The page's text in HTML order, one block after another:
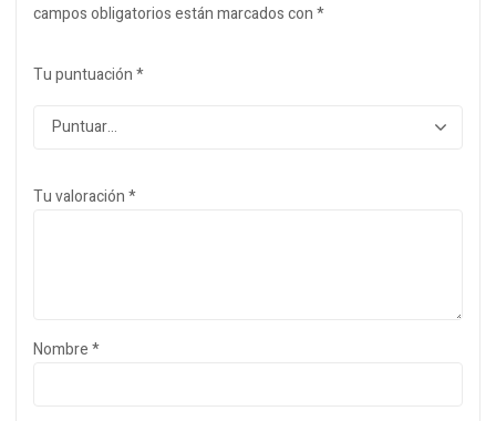
campos obligatorios están marcados con*
Tu puntuación*
Tu valoración*
Nombre*